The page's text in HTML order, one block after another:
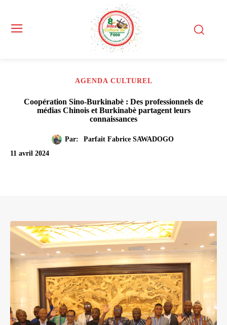
AGENDA CULTUREL
Coopération Sino-Burkinabè : Des professionnels de
médias Chinois et Burkinabè partagent leurs
connaissances
Par:
Parfait Fabrice SAWADOGO
11 avril 2024